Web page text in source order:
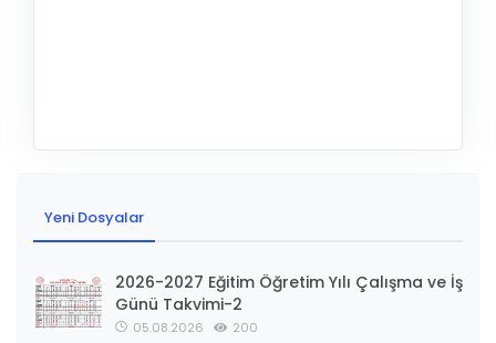
Yeni Dosyalar
2026-2027 Eğitim Öğretim Yılı Çalışma ve İş
Günü Takvimi-2
05.08.2026 200